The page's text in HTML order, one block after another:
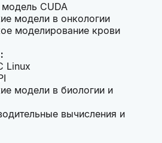
CUDA
в онкологии
моделирование крови
в биологии и
вычисления и